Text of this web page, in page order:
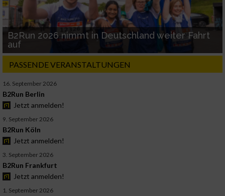
B2Run 2026 nimmt in Deutschland weiter Fahrt
auf
PASSENDE VERANSTALTUNGEN
16. September 2026
B2Run Berlin
Jetzt anmelden!
9. September 2026
B2Run Köln
Jetzt anmelden!
3. September 2026
B2Run Frankfurt
Jetzt anmelden!
1. September 2026